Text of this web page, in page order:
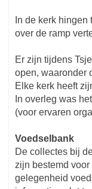
In de kerk
over de ramp
Er zijn tijdens
open, waaronder
Elke kerk heeft
In overleg was
(voor ervaren
Voedselbank
De collectes bij
zijn bestemd
gelegenheid